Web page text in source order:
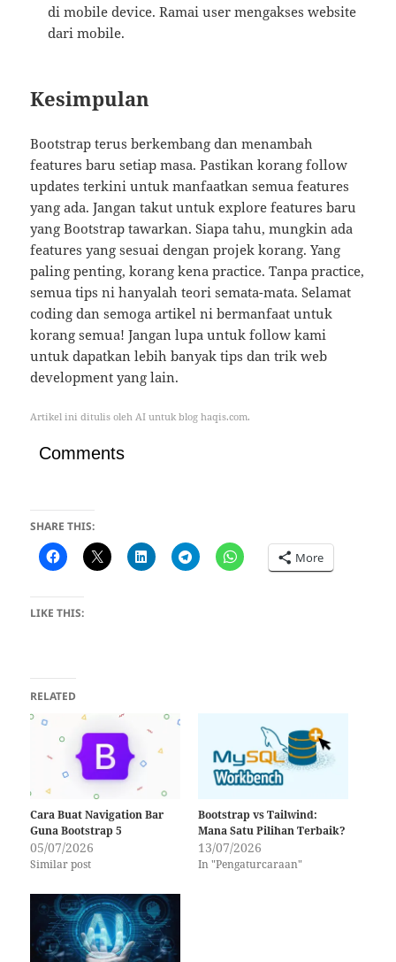
di mobile device. Ramai user mengakses website
dari mobile.
Kesimpulan
Bootstrap terus berkembang dan menambah
features baru setiap masa. Pastikan korang follow
updates terkini untuk manfaatkan semua features
yang ada. Jangan takut untuk explore features baru
yang Bootstrap tawarkan. Siapa tahu, mungkin ada
features yang sesuai dengan projek korang. Yang
paling penting, korang kena practice. Tanpa practice,
semua tips ni hanyalah teori semata-mata. Selamat
coding dan semoga artikel ni bermanfaat untuk
korang semua! Jangan lupa untuk follow kami
untuk dapatkan lebih banyak tips dan trik web
development yang lain.
Artikel ini ditulis oleh AI untuk blog haqis.com.
Comments
SHARE THIS:
More
LIKE THIS:
RELATED
Cara Buat Navigation Bar
Guna Bootstrap 5
05/07/2026
Similar post
Bootstrap vs Tailwind:
Mana Satu Pilihan Terbaik?
13/07/2026
In "Pengaturcaraan"